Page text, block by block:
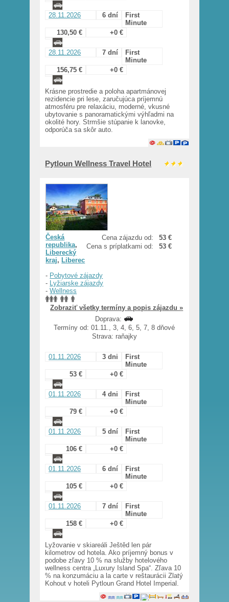
28.11.2026 6 dní
First
Minute
130,50 €
+0 €
28.11.2026 7 dní
First
Minute
156,75 €
+0 €
Krásne prostredie a poloha apartmánovej
rezidencie pri lese, zaručujúca príjemnú
atmosféru pre relaxáciu, moderné, vkusné
ubytovanie s panoramatickými výhľadmi na
okolité hory. Strmšie stúpanie k lanovke,
odporúča sa skôr auto.
Pytloun Wellness Travel Hotel
Cena zájazdu od:
53 €
Cena s príplatkami od:
53 €
Česká
republika,
Liberecký
kraj, Liberec
- Pobytové zájazdy
- Lyžiarske zájazdy
-Wellness
Zobraziť všetky termíny a popis zájazdu »
Doprava:
Termíny od: 01.11., 3, 4, 6, 5, 7, 8 dňové
Strava: raňajky
01.11.2026 3 dni
First
Minute
53 €
+0 €
01.11.2026 4 dni
First
Minute
79 €
+0 €
01.11.2026 5 dní
First
Minute
106 €
+0 €
01.11.2026 6 dní
First
Minute
105 €
+0 €
01.11.2026 7 dní
First
Minute
158 €
+0 €
Lyžovanie v skiareáli Ještěd len pár
kilometrov od hotela. Ako príjemný bonus v
podobe zľavy 10 % na služby hotelového
wellness centra „Luxury Island Spa“. Zľava 10
% na konzumáciu a la carte v reštaurácii Zlatý
Kohout v hoteli Pytloun Grand Hotel Imperial.